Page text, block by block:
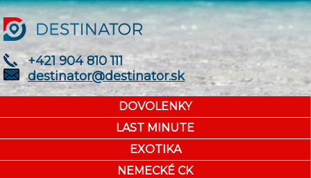
+421 904 810 111
destinator@destinator.sk
DOVOLENKY
LAST MINUTE
EXOTIKA
NEMECKÉ CK